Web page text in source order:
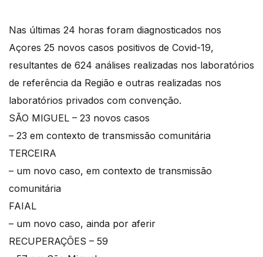
Nas últimas 24 horas foram diagnosticados nos
Açores 25 novos casos positivos de Covid-19,
resultantes de 624 análises realizadas nos laboratórios
de referência da Região e outras realizadas nos
laboratórios privados com convenção.
SÃO MIGUEL – 23 novos casos
– 23 em contexto de transmissão comunitária
TERCEIRA
– um novo caso, em contexto de transmissão
comunitária
FAIAL
– um novo caso, ainda por aferir
RECUPERAÇÕES – 59